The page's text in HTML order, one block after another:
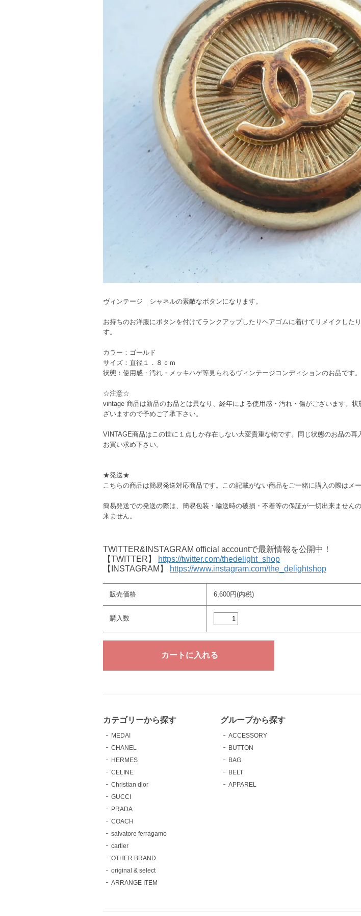
ヴィンテージ シャネルの素敵なボタンになります。
お持ちのお洋服にボタンを付けてランクアップしたりヘアゴムに着けてリメイクし
す。
カラー：ゴールド
サイズ：直径１．８ｃｍ
状態：使用感・汚れ・メッキハゲ等見られるヴィンテージコンディションのお品です。
☆注意☆
vintage 商品は新品のお品とは異なり、経年による使用感・汚れ・傷がございます。
ざいますので予めご了承下さい。
VINTAGE商品はこの世に１点しか存在しない大変貴重な物です。同じ状態のお品の
お買い求め下さい。
★発送★
こちらの商品は簡易発送対応商品です。この記載がない商品をご一緒に購入の際はメ
簡易発送での発送の際は、簡易包装・輸送時の破損・不着等の保証が一切出来ません
来ません。
TWITTER&INSTAGRAM official accountで最新情報を公開中！
【TWITTER】
https://twitter.com/thedelight_shop
【INSTAGRAM】
https://www.instagram.com/the_delightshop
販売価格 6,600円(内税)
購入数
カテゴリーから探す
MEDAI
CHANEL
HERMES
CELINE
Christian dior
GUCCI
PRADA
COACH
salvatore ferragamo
cartier
OTHER BRAND
original & select
ARRANGE ITEM
グループから探す
ACCESSORY
BUTTON
BAG
BELT
APPAREL